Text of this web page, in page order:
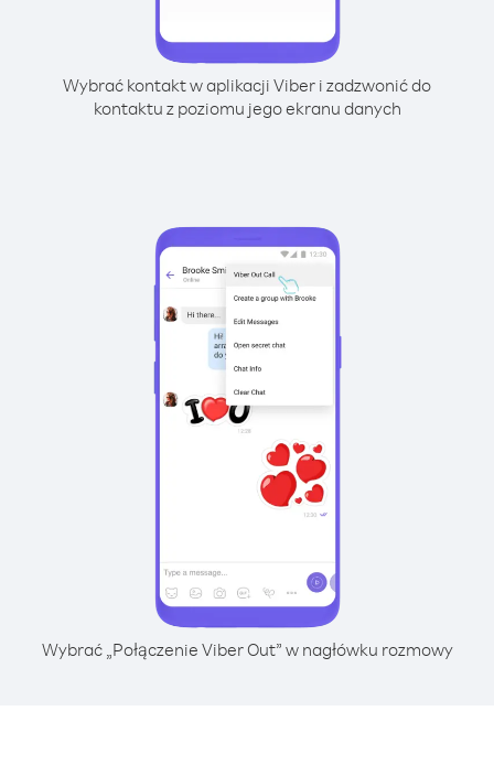
Wybrać kontakt w aplikacji Viber i zadzwonić do
kontaktu z poziomu jego ekranu danych
Wybrać „Połączenie Viber Out” w nagłówku rozmowy